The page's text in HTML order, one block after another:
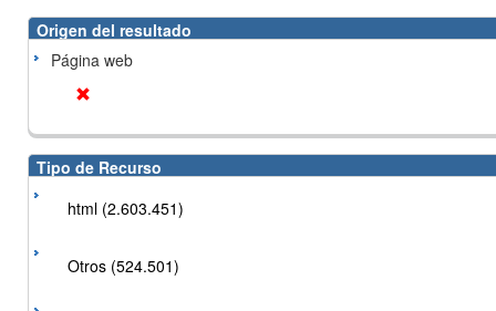
Origen del resultado
Página web
Tipo de Recurso
html (2.603.451)
Otros (524.501)